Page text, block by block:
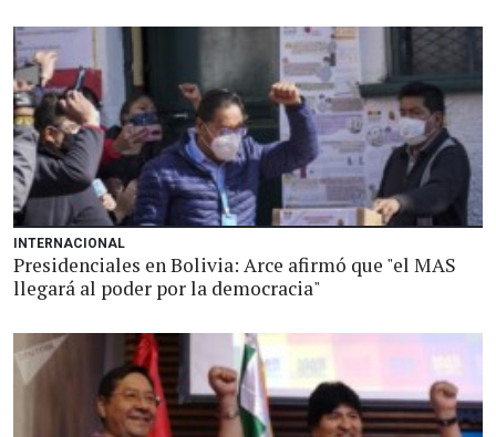
INTERNACIONAL
Presidenciales en Bolivia: Arce afirmó que "el MAS
llegará al poder por la democracia"